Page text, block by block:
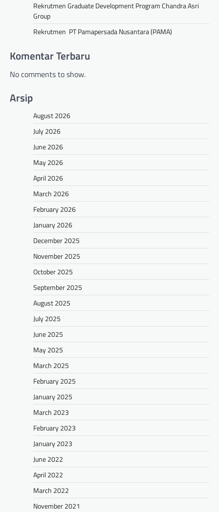
Rekrutmen Graduate Development Program Chandra Asri
Group
Rekrutmen PT Pamapersada Nusantara (PAMA)
Komentar Terbaru
No comments to show.
Arsip
August 2026
July 2026
June 2026
May 2026
April 2026
March 2026
February 2026
January 2026
December 2025
November 2025
October 2025
September 2025
August 2025
July 2025
June 2025
May 2025
March 2025
February 2025
January 2025
March 2023
February 2023
January 2023
June 2022
April 2022
March 2022
November 2021